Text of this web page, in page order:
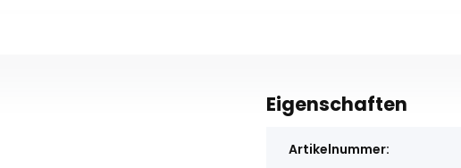
Eigenschaften
Artikelnummer: